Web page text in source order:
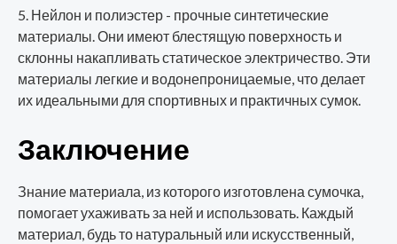
Нейлон и полиэстер - прочные синтетические
материалы. Они имеют блестящую поверхность и
склонны накапливать статическое электричество. Эти
материалы легкие и водонепроницаемые, что делает
их идеальными для спортивных и практичных сумок.
Заключение
Знание материала, из которого изготовлена сумочка,
помогает ухаживать за ней и использовать. Каждый
материал, будь то натуральный или искусственный,